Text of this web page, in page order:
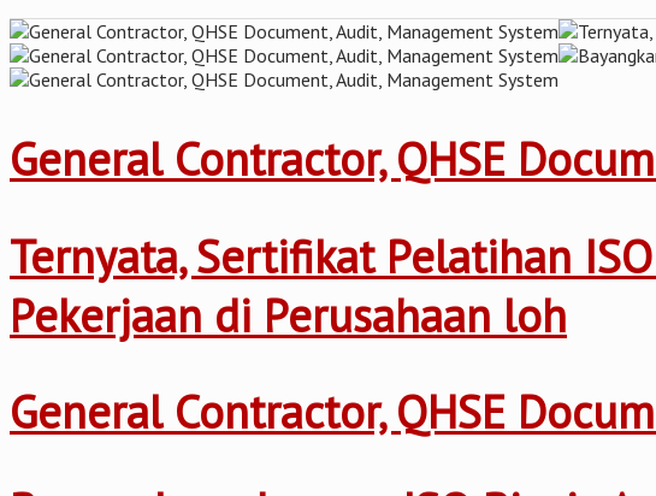
General Contractor, QHSE
Ternyata, Sertifikat Pelatihan
Pekerjaan di Perusahaan loh
General Contractor, QHSE